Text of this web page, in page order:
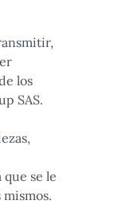
los
SAS.
se le